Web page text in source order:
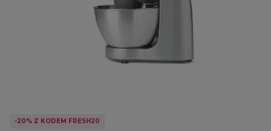
-20% Z KODEM FRESH20